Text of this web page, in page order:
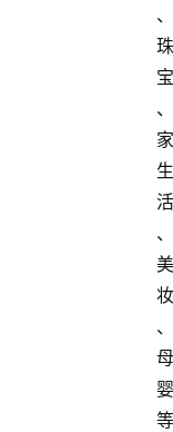
、
珠
宝
、
家
生
活
、
美
妆
、
母
婴
等